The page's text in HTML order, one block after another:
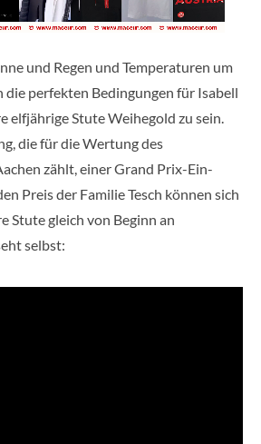
und Regen und Temperaturen um
die perfekten Bedingungen für Isabell
elfjährige Stute Weihegold zu sein.
die für die Wertung des
zählt, einer Grand Prix-Ein-
Preis der Familie Tesch können sich
Stute gleich von Beginn an
selbst: